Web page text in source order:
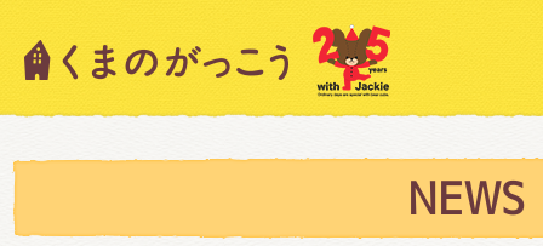
NEWS
キャラクター紹介